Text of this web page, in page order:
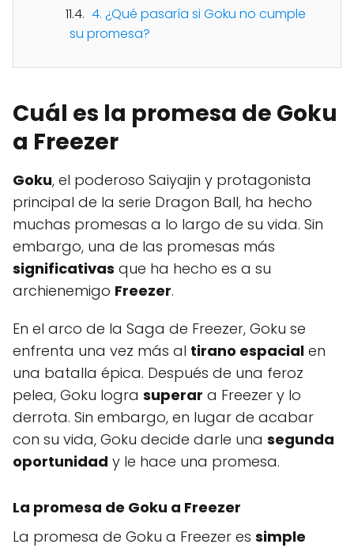
4. ¿Qué pasaría si Goku no cumple
su promesa?
Cuál es la promesa de Goku
a Freezer
Goku, el poderoso Saiyajin y protagonista
principal de la serie Dragon Ball, ha hecho
muchas promesas a lo largo de su vida. Sin
embargo, una de las promesas más
significativas que ha hecho es a su
archienemigo Freezer.
En el arco de la Saga de Freezer, Goku se
enfrenta una vez más al tirano espacial en
una batalla épica. Después de una feroz
pelea, Goku logra superar a Freezer y lo
derrota. Sin embargo, en lugar de acabar
con su vida, Goku decide darle una segunda
oportunidad y le hace una promesa.
La promesa de Goku a Freezer
La promesa de Goku a Freezer es simple